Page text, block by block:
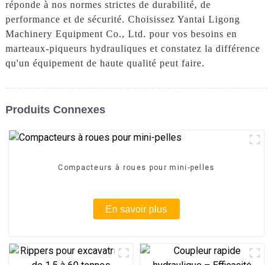
réponde à nos normes strictes de durabilité, de
performance et de sécurité. Choisissez Yantai Ligong
Machinery Equipment Co., Ltd. pour vos besoins en
marteaux-piqueurs hydrauliques et constatez la différence
qu'un équipement de haute qualité peut faire.
Produits Connexes
Compacteurs à roues pour mini-pelles
En savoir plus